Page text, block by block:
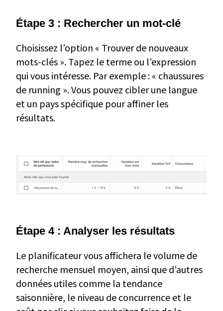
Étape 3 : Rechercher un mot-clé
Choisissez l’option « Trouver de nouveaux
mots-clés ». Tapez le terme ou l’expression
qui vous intéresse. Par exemple : « chaussures
de running ». Vous pouvez cibler une langue
et un pays spécifique pour affiner les
résultats.
Étape 4 : Analyser les résultats
Le planificateur vous affichera le volume de
recherche mensuel moyen, ainsi que d’autres
données utiles comme la tendance
saisonnière, le niveau de concurrence et le